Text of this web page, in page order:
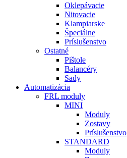
Oklepávacie
Nitovacie
Klampiarske
Špeciálne
Príslušenstvo
Ostatné
Pištole
Balancéry
Sady
Automatizácia
FRL moduly
MINI
Moduly
Zostavy
Príslušenstvo
STANDARD
Moduly